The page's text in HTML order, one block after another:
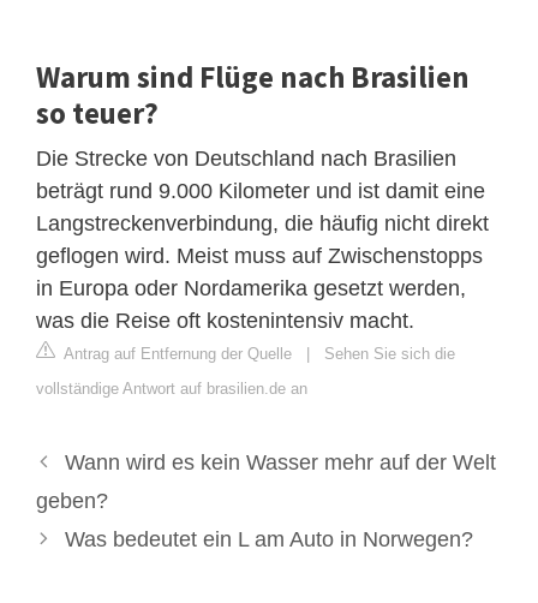
Warum sind Flüge nach Brasilien
so teuer?
Die Strecke von Deutschland nach Brasilien
beträgt rund 9.000 Kilometer und ist damit eine
Langstreckenverbindung, die häufig nicht direkt
geflogen wird. Meist muss auf Zwischenstopps
in Europa oder Nordamerika gesetzt werden,
was die Reise oft kostenintensiv macht.
Antrag auf Entfernung der Quelle | Sehen Sie sich die
vollständige Antwort auf brasilien.de an
Wann wird es kein Wasser mehr auf der Welt
geben?
Was bedeutet ein L am Auto in Norwegen?